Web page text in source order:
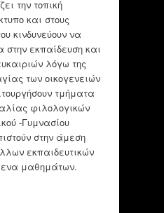
την τοπική
και στους
κινδυνεύουν να
στην εκπαίδευση και
λόγω της
των οικογενειών
τμήματα
φιλολογικών
-Γυμνασίου
στην άμεση
εκπαιδευτικών
μαθημάτων.
ΦΡΟΝΤΙΣΤΗΡΙΟ